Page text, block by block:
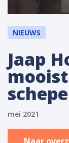
NIEUWS
Jaap
mei 2021